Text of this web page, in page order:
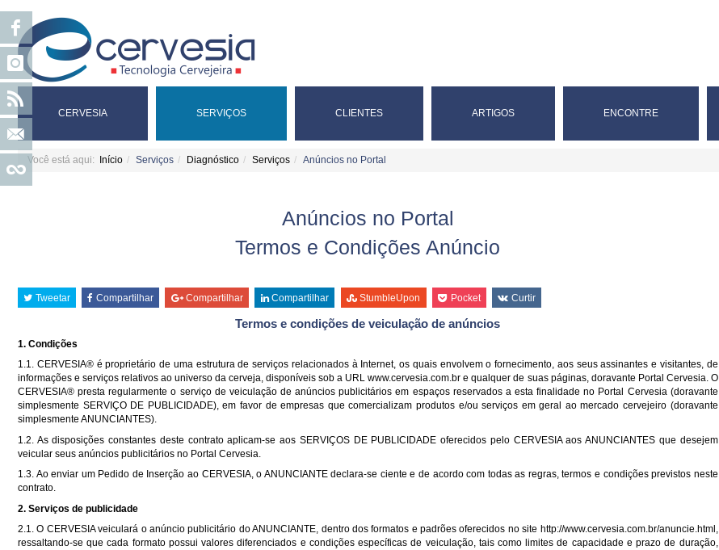
CERVESIA SERVIÇOS CLIENTES ARTIGOS ENCONTRE
Você está aqui: Início Serviços Diagnóstico Serviços Anúncios no Portal
Anúncios no Portal
Termos e Condições Anúncio
Tweetar Compartilhar Compartilhar Compartilhar StumbleUpon Pocket Curtir
Termos e condições de veiculação de anúncios
1. Condições
1.1. CERVESIA® é proprietário de uma estrutura de serviços relacionados à Internet, os quais envolvem o fornecimento, aos seus assinantes e visitantes, de
informações e serviços relativos ao universo da cerveja, disponíveis sob a URLwww.cervesia.com.br e qualquer de suas páginas, doravante Portal Cervesia. O
CERVESIA® presta regularmente o serviço de veiculação de anúncios publicitários em espaços reservados a esta finalidade no Portal Cervesia (doravante
simplesmente SERVIÇO DE PUBLICIDADE), em favor de empresas que comercializam produtos e/ou serviços em geral ao mercado cervejeiro (doravante
simplesmente ANUNCIANTES).
1.2. As disposições constantes deste contrato aplicam-se aos SERVIÇOS DE PUBLICIDADE oferecidos pelo CERVESIA aos ANUNCIANTES que desejem
veicular seus anúncios publicitários no Portal Cervesia.
1.3. Ao enviar um Pedido de Inserção ao CERVESIA, o ANUNCIANTE declara-se ciente e de acordo com todas as regras, termos e condições previstos neste
contrato.
2. Serviços de publicidade
2.1. O CERVESIA veiculará o anúncio publicitário do ANUNCIANTE, dentro dos formatos e padrões oferecidos no site http://www.cervesia.com.br/anuncie.html ,
ressaltando-se que cada formato possui valores diferenciados e condições específicas de veiculação, tais como limites de capacidade e prazo de duração,